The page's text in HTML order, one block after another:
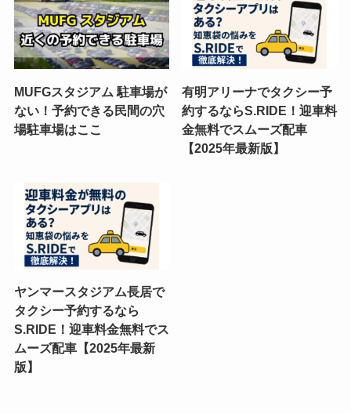
MUFGスタジアム 駐車場が
ない！予約できる民間の穴
場駐車場はここ
有明アリーナでタクシー予
約するならS.RIDE！迎車料
金無料でスムーズ配車
【2025年最新版】
ヤンマースタジアム長居で
タクシー予約するなら
S.RIDE！迎車料金無料でス
ムーズ配車【2025年最新
版】